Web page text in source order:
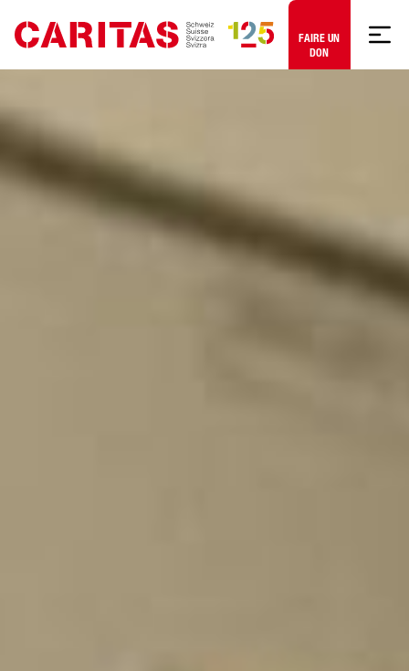
Aller au contenu
FAIRE UN
DON